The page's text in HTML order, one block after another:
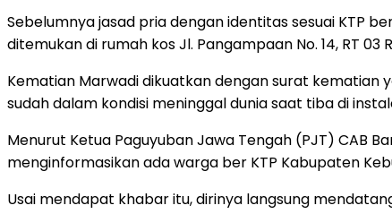
Sebelumnya jasad pria dengan identitas sesuai KTP
ditemukan di rumah kos Jl. Pangampaan No. 14, RT 03
Kematian Marwadi dikuatkan dengan surat kematian
sudah dalam kondisi meninggal dunia saat tiba di
Menurut Ketua Paguyuban Jawa Tengah (PJT) CAB
menginformasikan ada warga ber KTP Kabupaten
Usai mendapat khabar itu, dirinya langsung